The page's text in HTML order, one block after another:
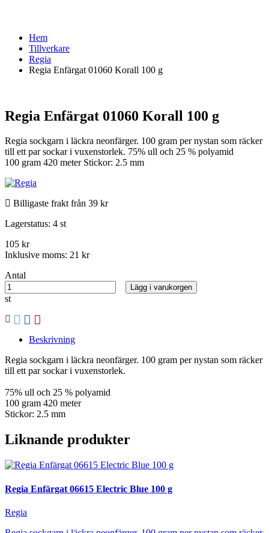
Hem
Tillverkare
Regia
Regia Enfärgat 01060 Korall 100 g
Regia Enfärgat 01060 Korall 100 g
Regia sockgarn i läckra neonfärger. 100 gram per nystan som räcker
till ett par sockar i vuxenstorlek. 75% ull och 25 % polyamid
100 gram 420 meter Stickor: 2.5 mm
Billigaste frakt från 39 kr
Lagerstatus: 4 st
105 kr
Inklusive moms: 21 kr
Antal
st
Lägg i varukorgen
Beskrivning
Regia sockgarn i läckra neonfärger. 100 gram per nystan som räcker
till ett par sockar i vuxenstorlek.
75% ull och 25 % polyamid
100 gram 420 meter
Stickor: 2.5 mm
Liknande produkter
Regia Enfärgat 06615 Electric Blue 100 g
Regia